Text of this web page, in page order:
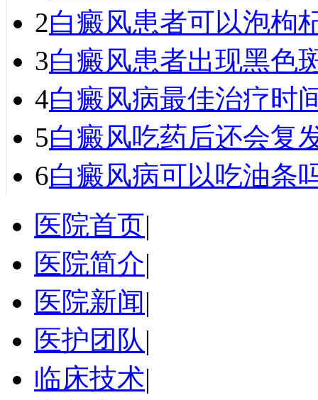
2白癜风患者可以泡枸
3白癜风患者出现黑色
4白癜风病最佳治疗时
5白癜风吃药后还会复
6白癜风病可以吃油条
医院首页|
医院简介|
医院新闻|
医护团队|
临床技术|